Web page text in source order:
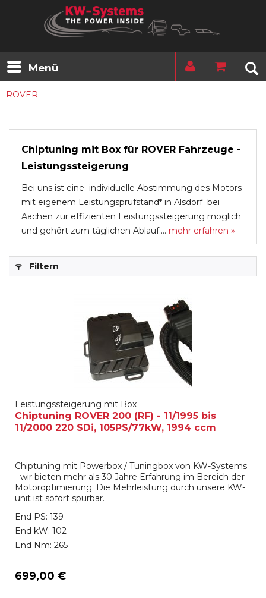
Menü
ROVER
Chiptuning mit Box für ROVER Fahrzeuge -
Leistungssteigerung
Bei uns ist eine individuelle Abstimmung des Motors
mit eigenem Leistungsprüfstand* in Alsdorf bei
Aachen zur effizienten Leistungssteigerung möglich
und gehört zum täglichen Ablauf.... mehr erfahren »
Filtern
Leistungssteigerung mit Box
Chiptuning ROVER 200 (RF) - 11/1995 bis
11/2000 220 SDi, 105PS/77kW, 1994 ccm
Chiptuning mit Powerbox / Tuningbox von KW-Systems
- wir bieten mehr als 30 Jahre Erfahrung im Bereich der
Motoroptimierung. Die Mehrleistung durch unsere KW-
unit ist sofort spürbar.
End PS: 139
End kW: 102
End Nm: 265
699,00 €